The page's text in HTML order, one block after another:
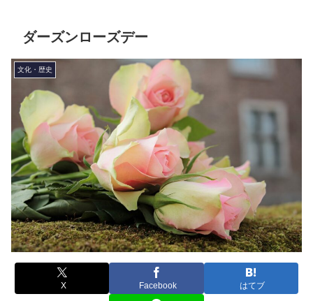
ダーズンローズデー
文化・歴史
X Facebook はてブ